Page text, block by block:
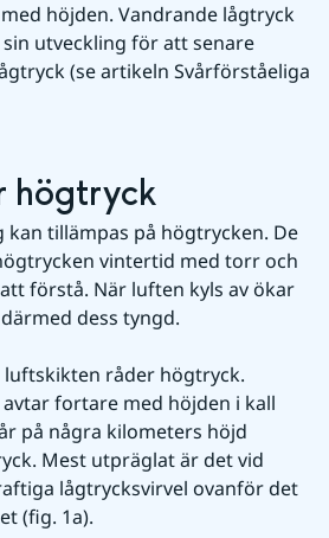
höjden. Vandrande lågtryck
utveckling för att senare
(se artikeln Svårförståeliga
högtryck
kan tillämpas på högtrycken. De
vintertid med torr och
förstå. När luften kyls av ökar
dess tyngd.
luftskikten råder högtryck.
fortare med höjden i kall
på några kilometers höjd
Mest utpräglat är det vid
lågtrycksvirvel ovanför det
(fig. 1a).